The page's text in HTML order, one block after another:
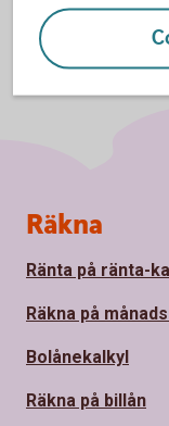
Sidfot
Räkna
Ränta på ränta-
Räkna på
Bolånekalkyl
Räkna på billån